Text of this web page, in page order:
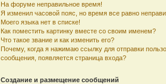
На форуме неправильное время!
Я изменил часовой пояс, но время все равно
Моего языка нет в списке!
Как поместить картинку вместе со своим именем?
Что такое звание и как изменить его?
Почему, когда я нажимаю ссылку для отправки
сообщения, появляется страница входа?
Создание и размещение сообщений